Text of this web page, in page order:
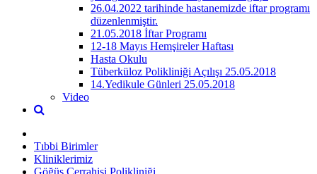
26.04.2022 tarihinde hastanemizde iftar programı
düzenlenmiştir.
21.05.2018 İftar Programı
12-18 Mayıs Hemşireler Haftası
Hasta Okulu
Tüberküloz Polikliniği Açılışı 25.05.2018
14.Yedikule Günleri 25.05.2018
Video
Tıbbi Birimler
Kliniklerimiz
Göğüs Cerrahisi Polikliniği